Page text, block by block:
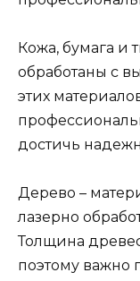
Кожа, бумага и
обработаны с
этих
достичь
Дерево –
лазерно
Толщина
поэтому важно